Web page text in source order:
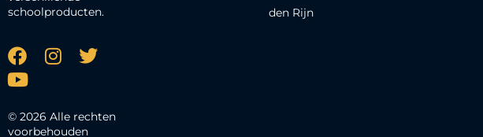
schoolproducten.
© 2026 Alle rechten
voorbehouden
den Rijn